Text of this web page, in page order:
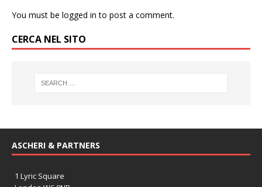
You must be logged in to post a comment.
CERCA NEL SITO
ASCHERI & PARTNERS
1 Lyric Square